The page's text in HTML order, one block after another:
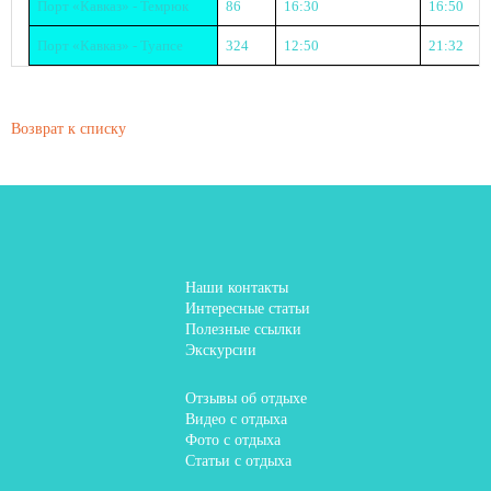
Порт «Кавказ» - Темрюк 86 16:30 16:50
Порт «Кавказ» - Туапсе 324 12:50 21:32
Возврат к списку
Наши контакты
Интересные статьи
Полезные ссылки
Экскурсии
Отзывы об отдыхе
Видео с отдыха
Фото с отдыха
Статьи с отдыха